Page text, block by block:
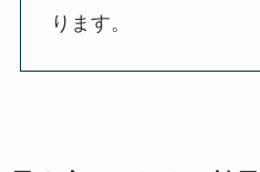
ります。